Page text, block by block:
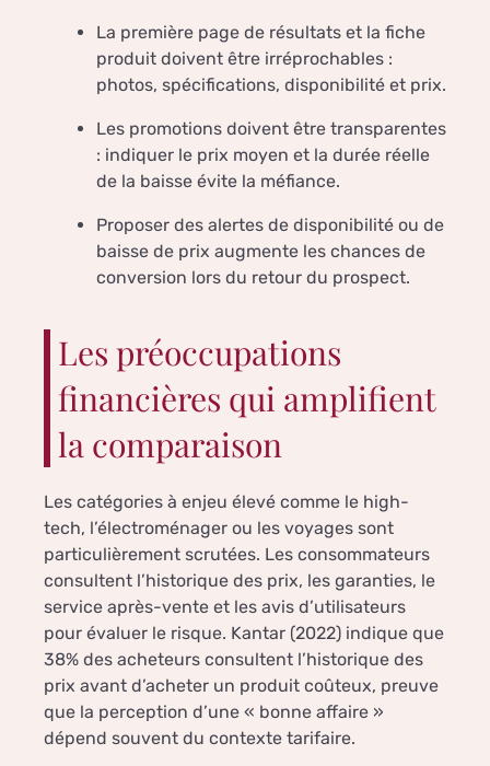
La première page de résultats et la fiche
produit doivent être irréprochables :
photos, spécifications, disponibilité et prix.
Les promotions doivent être transparentes
: indiquer le prix moyen et la durée réelle
de la baisse évite la méfiance.
Proposer des alertes de disponibilité ou de
baisse de prix augmente les chances de
conversion lors du retour du prospect.
Les préoccupations
financières qui amplifient
la comparaison
Les catégories à enjeu élevé comme le high-
tech, l’électroménager ou les voyages sont
particulièrement scrutées. Les consommateurs
consultent l’historique des prix, les garanties, le
service après-vente et les avis d’utilisateurs
pour évaluer le risque. Kantar (2022) indique que
38% des acheteurs consultent l’historique des
prix avant d’acheter un produit coûteux, preuve
que la perception d’une « bonne affaire »
dépend souvent du contexte tarifaire.